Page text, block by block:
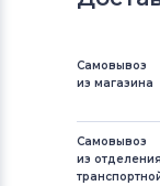
Самовывоз
из магазина
Самовывоз
из отделения